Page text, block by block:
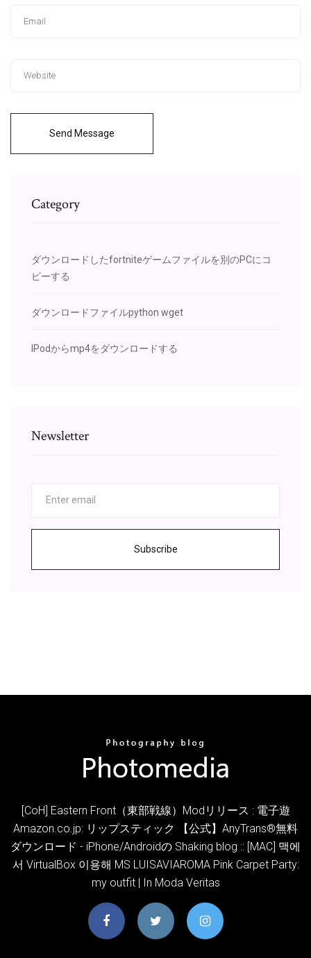
Send Message
Category
ダウンロードしたfortniteゲームファイルを別のPCにコ
ピーする
ダウンロードファイルpython wget
IPodからmp4をダウンロードする
Newsletter
Subscribe
[CoH] Eastern Front（東部戦線）Modリリース : 電子遊
Amazon.co.jp: リップスティック 【公式】AnyTrans®無料
ダウンロード - iPhone/Androidの Shaking blog :: [MAC] 맥에
서 VirtualBox 이용해 MS LUISAVIAROMA Pink Carpet Party:
my outfit | In Moda Veritas